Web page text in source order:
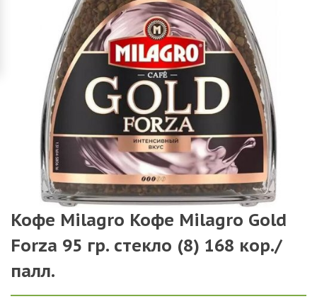
Кофе Milagro Кофе Milagro Gold
Forza 95 гр. стекло (8) 168 кор./
палл.